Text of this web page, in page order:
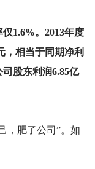
1.6%。2013年度
，相当于同期净利
股东利润6.85亿
，肥了公司”。如